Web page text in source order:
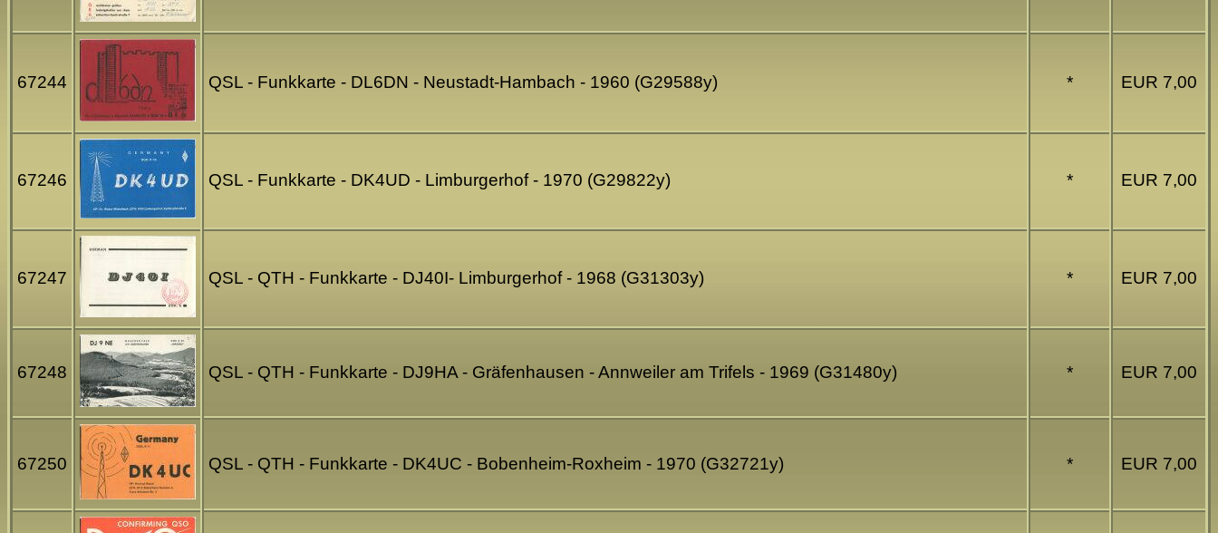
67244 QSL - Funkkarte - DL6DN - Neustadt-Hambach - 1960 (G29588y) * EUR 7,00
67246 QSL - Funkkarte - DK4UD - Limburgerhof - 1970 (G29822y) * EUR 7,00
67247 QSL - QTH - Funkkarte - DJ40I- Limburgerhof - 1968 (G31303y) * EUR 7,00
67248 QSL - QTH - Funkkarte - DJ9HA - Gräfenhausen - Annweiler am Trifels - 1969 (G31480y) * EUR 7,00
67250 QSL - QTH - Funkkarte - DK4UC - Bobenheim-Roxheim - 1970 (G32721y) * EUR 7,00